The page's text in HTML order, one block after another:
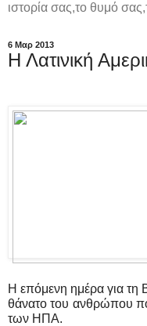
ιστορία σας,το θυμό
6 Μαρ 2013
Η Λατινική
Η επόμενη ημέρα για τη
θάνατο του ανθρώπου
των ΗΠΑ.